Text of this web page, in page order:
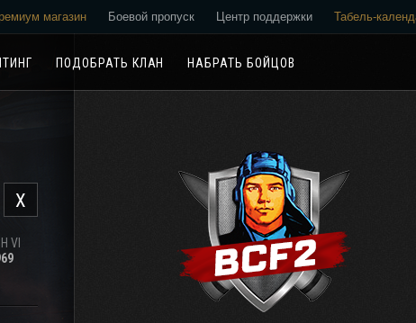
магазин Боевой пропуск Центр поддержки Табель-
ПОДОБРАТЬ КЛАН НАБРАТЬ БОЙЦОВ
X
VI